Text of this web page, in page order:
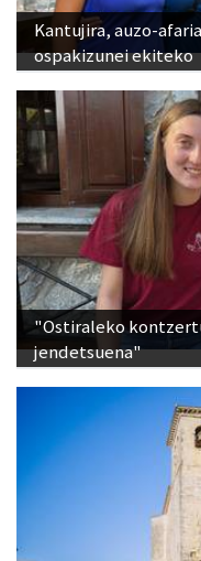
Kantujira, auzo-
ospakizunei ekiteko
"Ostiraleko
jendetsuena"